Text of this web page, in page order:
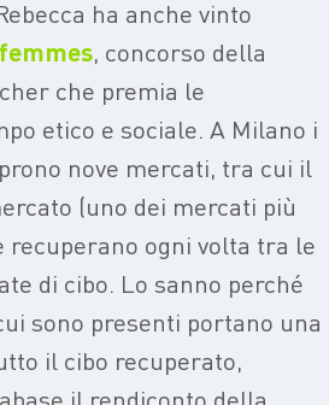
ha anche vinto
, concorso della
che premia le
etico e sociale. A Milano i
nove mercati, tra cui il
(uno dei mercati più
recuperano ogni volta tra le
di cibo. Lo sanno perché
sono presenti portano una
il cibo recuperato,
il rendiconto della